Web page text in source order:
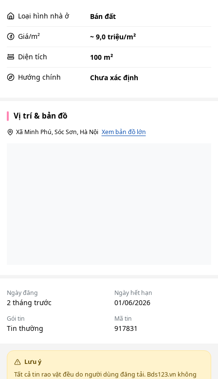
Loại hình nhà ở Bán đất
Giá/m² ~ 9,0 triệu/m²
Diện tích 100 m²
Hướng chính Chưa xác định
Vị trí & bản đồ
Xã Minh Phú, Sóc Sơn, Hà Nội Xem bản đồ lớn
Ngày đăng
2 tháng trước
Ngày hết hạn
01/06/2026
Gói tin
Tin thường
Mã tin
917831
Lưu ý
Tất cả tin rao vặt đều do người dùng đăng tải. Bds123.vn không